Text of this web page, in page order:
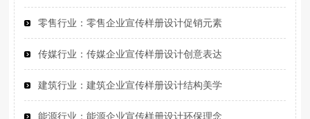
零售行业‌：零售企业宣传样册设计促销元素
传媒行业‌：传媒企业宣传样册设计创意表达
建筑行业‌：建筑企业宣传样册设计结构美学
能源行业‌：能源企业宣传样册设计环保理念